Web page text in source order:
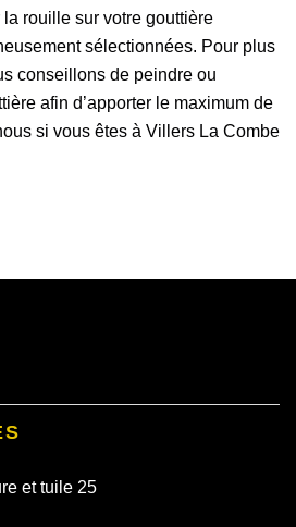
la rouille sur votre gouttière
sélectionnées. Pour plus
conseillons de peindre ou
afin d’apporter le maximum de
si vous êtes à Villers La Combe
et tuile 25